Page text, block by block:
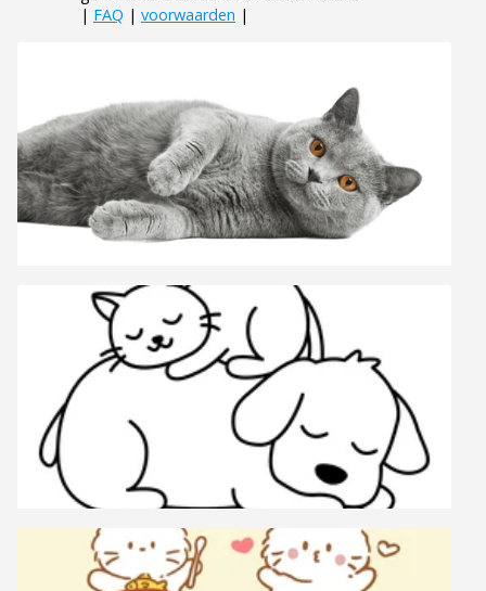
| FAQ | voorwaarden |